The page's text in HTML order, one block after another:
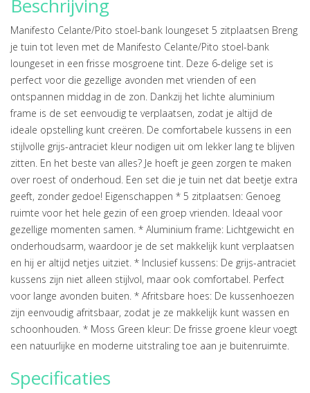
Beschrijving
Manifesto Celante/Pito stoel-bank loungeset 5 zitplaatsen Breng
je tuin tot leven met de Manifesto Celante/Pito stoel-bank
loungeset in een frisse mosgroene tint. Deze 6-delige set is
perfect voor die gezellige avonden met vrienden of een
ontspannen middag in de zon. Dankzij het lichte aluminium
frame is de set eenvoudig te verplaatsen, zodat je altijd de
ideale opstelling kunt creëren. De comfortabele kussens in een
stijlvolle grijs-antraciet kleur nodigen uit om lekker lang te blijven
zitten. En het beste van alles? Je hoeft je geen zorgen te maken
over roest of onderhoud. Een set die je tuin net dat beetje extra
geeft, zonder gedoe! Eigenschappen * 5 zitplaatsen: Genoeg
ruimte voor het hele gezin of een groep vrienden. Ideaal voor
gezellige momenten samen. * Aluminium frame: Lichtgewicht en
onderhoudsarm, waardoor je de set makkelijk kunt verplaatsen
en hij er altijd netjes uitziet. * Inclusief kussens: De grijs-antraciet
kussens zijn niet alleen stijlvol, maar ook comfortabel. Perfect
voor lange avonden buiten. * Afritsbare hoes: De kussenhoezen
zijn eenvoudig afritsbaar, zodat je ze makkelijk kunt wassen en
schoonhouden. * Moss Green kleur: De frisse groene kleur voegt
een natuurlijke en moderne uitstraling toe aan je buitenruimte.
Specificaties